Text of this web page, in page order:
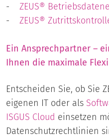
- ZEUS®
- ZEUS®
Ein Ansprechpartner –
Ihnen die maximale
Entscheiden Sie, ob Sie
eigenen IT oder als
ISGUS Cloud einsetzen
Datenschutzrechtlinien